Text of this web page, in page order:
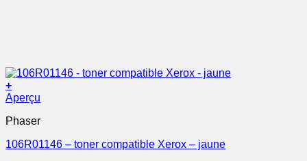
+
Aperçu
Phaser
106R01146 – toner compatible Xerox – jaune